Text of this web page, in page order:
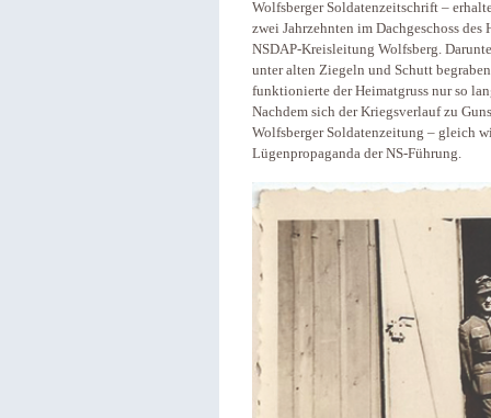
Wolfsberger Soldatenzeitschrift –
zwei Jahrzehnten im Dachgeschoss des
NSDAP-Kreisleitung Wolfsberg.
unter alten Ziegeln und Schutt
funktionierte der Heimatgruss nur so
Nachdem sich der Kriegsverlauf zu
Wolfsberger Soldatenzeitung – gleich
Lügenpropaganda der NS-Führung.